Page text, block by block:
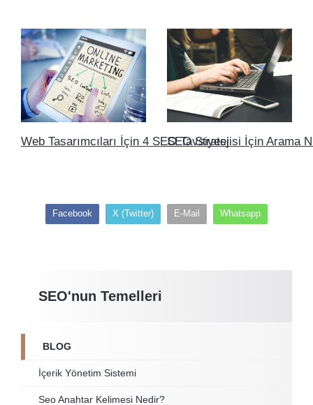
Web Tasarımcıları İçin 4 SEO TavsiyesiSEO Stratejisi İçin Arama
Facebook X (Twitter) E-Mail Whatsapp
SEO'nun Temelleri
BLOG
İçerik Yönetim Sistemi
Seo Anahtar Kelimesi Nedir?